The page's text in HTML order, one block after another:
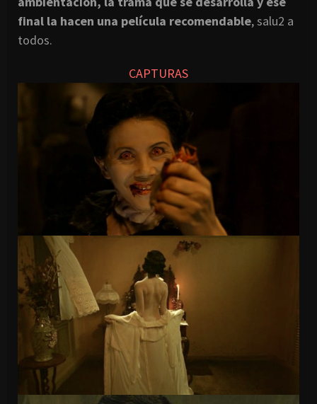
final la hacen una película recomendable, salu2 a
todos.
CAPTURAS